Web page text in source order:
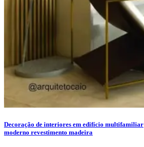
Decoração de interiores em edifício multifamiliar
moderno revestimento madeira